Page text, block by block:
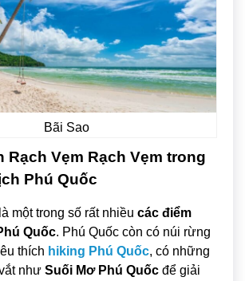
Bãi Sao
Rạch Vẹm Rạch Vẹm trong
Phú Quốc
một trong số rất nhiều các điểm
Quốc. Phú Quốc còn có núi rừng
thích hiking Phú Quốc, có những
như Suối Mơ Phú Quốc để giải